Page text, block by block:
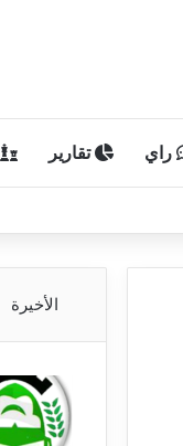
راي تقارير
الأخيرة